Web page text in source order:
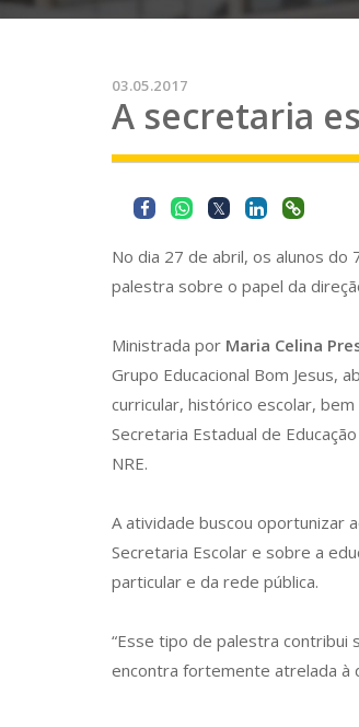
03.05.2017
A secretaria
No dia 27 de abril, os alunos do
palestra sobre o papel da
Ministrada por Maria Celina
Grupo Educacional Bom Jesus,
curricular, histórico escolar,
Secretaria Estadual de
NRE.
A atividade buscou oportunizar
Secretaria Escolar e sobre a
particular e da rede pública.
“Esse tipo de palestra contribui
encontra fortemente atrelada à